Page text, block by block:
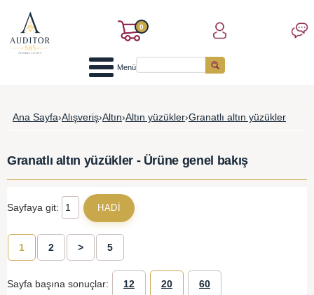
0
Menü
Ana Sayfa›Alışveriş›Altın›Altın yüzükler›Granatlı altın yüzükler
Granatlı altın yüzükler - Ürüne genel bakış
Sayfaya git:
1 2 > 5
Sayfa başına sonuçlar: 12 20 60